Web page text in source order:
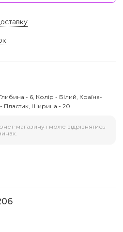
- 6, Колір - Білий, Країна-
Пластик, Ширина - 20
магазину і може відрізнятись